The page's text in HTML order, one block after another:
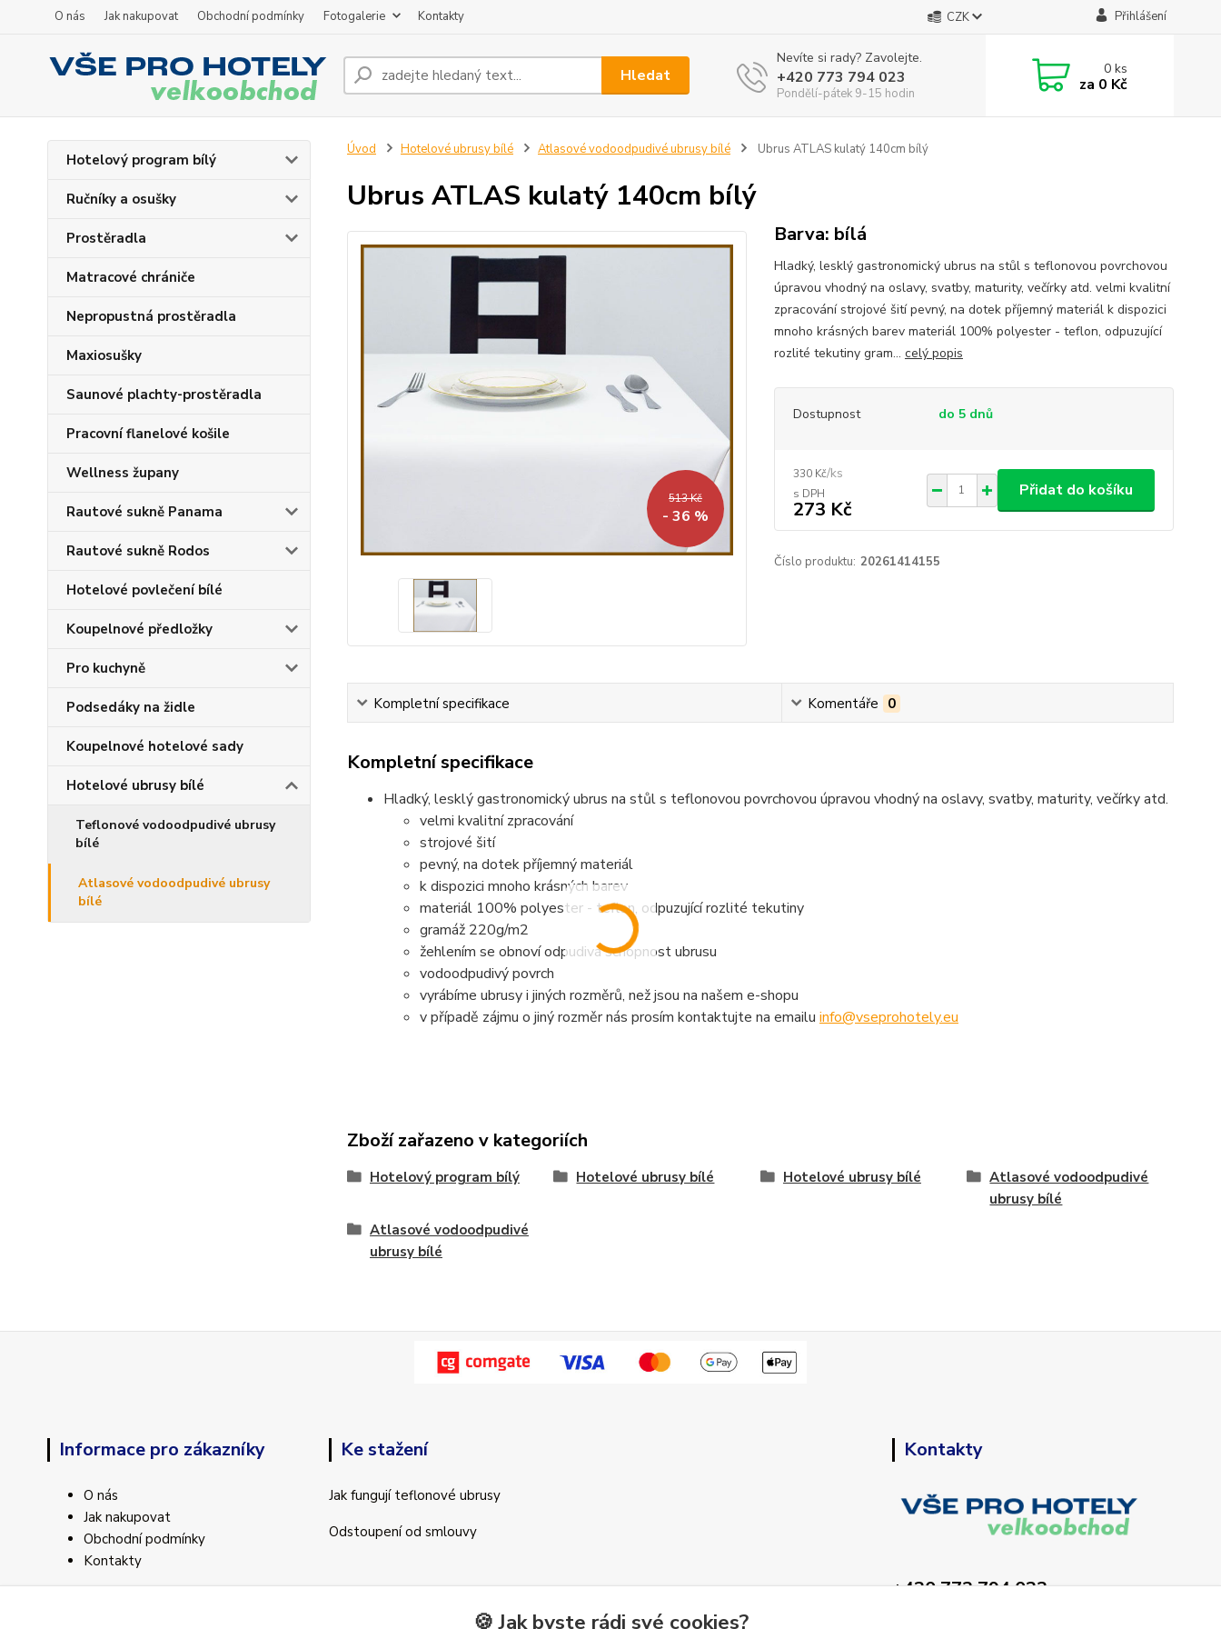
O nás Jak nakupovat Obchodní podmínky Fotogalerie Kontakty CZK Přihlášení
Hledat
Nevíte si rady? Zavolejte.
+420 773 794 023
Pondělí-pátek 9-15 hodin
0ks
za 0 Kč
Hotelový program bílý
Ručníky a osušky
Prostěradla
Matracové chrániče
Nepropustná prostěradla
Maxiosušky
Saunové plachty-prostěradla
Pracovní flanelové košile
Wellness župany
Rautové sukně Panama
Rautové sukně Rodos
Hotelové povlečení bílé
Koupelnové předložky
Pro kuchyně
Podsedáky na židle
Koupelnové hotelové sady
Hotelové ubrusy bílé
Teflonové vodoodpudivé ubrusy
bílé
Atlasové vodoodpudivé ubrusy
bílé
Úvod Hotelové ubrusy bílé Atlasové vodoodpudivé ubrusy bílé Ubrus ATLAS kulatý 140cm bílý
Ubrus ATLAS kulatý 140cm bílý
513 Kč
- 36 %
Barva: bílá
Hladký, lesklý gastronomický ubrus na stůl s teflonovou povrchovou
úpravou vhodný na oslavy, svatby, maturity, večírky atd. velmi kvalitní
zpracování strojové šití pevný, na dotek příjemný materiál k dispozici
mnoho krásných barev materiál 100% polyester - teflon, odpuzující
rozlité tekutiny gram... celý popis
Dostupnost do 5 dnů
330 Kč/ks
273 Kč
Přidat do košíku
Číslo produktu: 20261414155
Kompletní specifikace Komentáře 0
Kompletní specifikace
Hladký, lesklý gastronomický ubrus na stůl s teflonovou povrchovou úpravou vhodný na oslavy, svatby, maturity, večírky atd.
velmi kvalitní zpracování
strojové šití
pevný, na dotek příjemný materiál
k dispozici mnoho krásných barev
materiál 100% polyester - teflon, odpuzující rozlité tekutiny
gramáž 220g/m2
žehlením se obnoví odpudivá schopnost ubrusu
vodoodpudivý povrch
vyrábíme ubrusy i jiných rozměrů, než jsou na našem e-shopu
v případě zájmu o jiný rozměr nás prosím kontaktujte na emailu info@vseprohotely.eu
Zboží zařazeno v kategoriích
Hotelový program bílý Hotelové ubrusy bílé Hotelové ubrusy bílé
Atlasové vodoodpudivé
ubrusy bílé
Atlasové vodoodpudivé
ubrusy bílé
Informace pro zákazníky
O nás
Jak nakupovat
Obchodní podmínky
Kontakty
Ke stažení
Jak fungují teflonové ubrusy
Odstoupení od smlouvy
Kontakty
+420 773 794 023
🍪 Jak byste rádi své cookies?